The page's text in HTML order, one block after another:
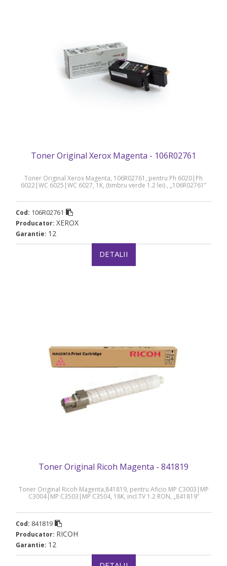
Toner Original Xerox Magenta - 106R02761
Toner Original Xerox Magenta, 106R02761, pentru Ph 6020|Ph
6022|WC 6025|WC 6027, 1K, (timbru verde 1.2 lei) , „106R02761”
Cod: 106R02761
Producator: XEROX
Garantie: 12
DETALII
Toner Original Ricoh Magenta - 841819
Toner Original Ricoh Magenta,841819, pentru Aficio MP C3003|MP
C3004|MP C3503|MP C3504, 18K, incl.TV 1.2 RON, „841819”
Cod: 841819
Producator: RICOH
Garantie: 12